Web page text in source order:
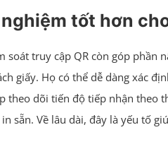
tốt hơn
soát truy cập QR còn góp
giấy. Họ có thể dễ dàng xác
theo dõi tiến độ tiếp nhận
sẵn. Về lâu dài, đây là yếu tố